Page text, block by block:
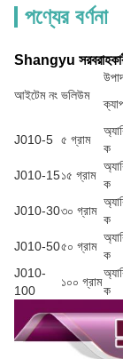
পণ্যের বর্ণনা
Shangyu
আইটেম নং ভলিউম
J010-5 ৫ গ্রাম
ক
J010-15১৫ গ্রাম
ক
J010-30৩০ গ্রাম
ক
J010-50৫০ গ্রাম
ক
J010-
100
১০০ গ্রাম
ক